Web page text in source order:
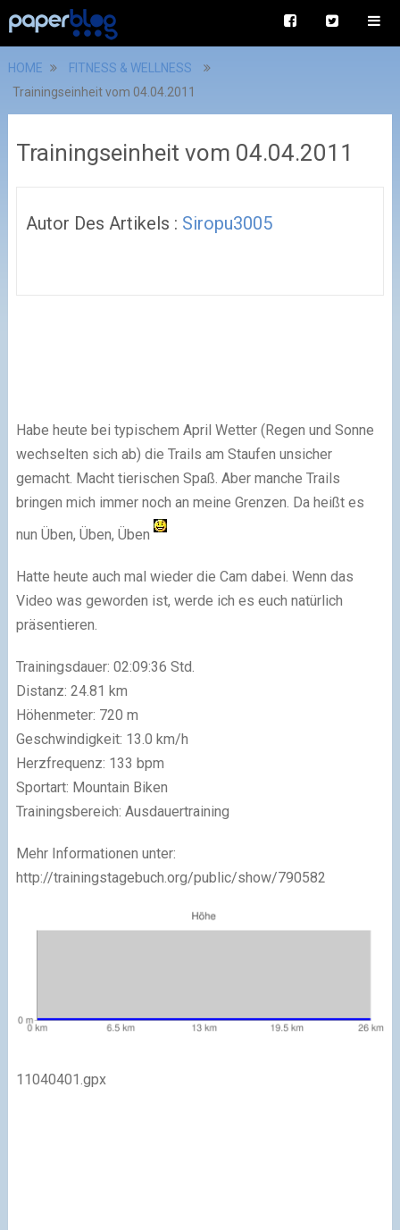
HOME
FITNESS & WELLNESS
Trainingseinheit vom 04.04.2011
Trainingseinheit vom 04.04.2011
Autor Des Artikels : Siropu3005
Habe heute bei typischem April Wetter (Regen und Sonne
wechselten sich ab) die Trails am Staufen unsicher
gemacht. Macht tierischen Spaß. Aber manche Trails
bringen mich immer noch an meine Grenzen. Da heißt es
nun Üben, Üben, Üben
Hatte heute auch mal wieder die Cam dabei. Wenn das
Video was geworden ist, werde ich es euch natürlich
präsentieren.
Trainingsdauer: 02:09:36 Std.
Distanz: 24.81 km
Höhenmeter: 720 m
Geschwindigkeit: 13.0 km/h
Herzfrequenz: 133 bpm
Sportart: Mountain Biken
Trainingsbereich: Ausdauertraining
Mehr Informationen unter:
http://trainingstagebuch.org/public/show/790582
11040401.gpx